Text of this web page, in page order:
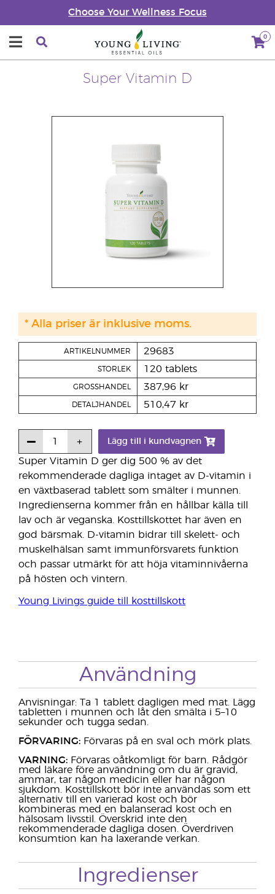
Choose Your Wellness Focus
0
Super Vitamin D
Super Vitamin D ger dig 500 % av det
rekommenderade dagliga intaget av D-vitamin i
en växtbaserad tablett som smälter i munnen.
Ingredienserna kommer från en hållbar källa till
lav och är veganska. Kosttillskottet har även en
god bärsmak. D-vitamin bidrar till skelett- och
muskelhälsan samt immunförsvarets funktion
och passar utmärkt för att höja vitaminnivåerna
på hösten och vintern.
Young Livings guide till kosttillskott
ARTIKELNUMMER 29683
STORLEK 120 tablets
GROSSHANDEL 387,96 kr
DETALJHANDEL 510,47 kr
Lägg till i kundvagnen
* Alla priser är inklusive moms.
Användning
Anvisningar: Ta 1 tablett dagligen med mat. Lägg
tabletten i munnen och låt den smälta i 5–10
sekunder och tugga sedan.
FÖRVARING: Förvaras på en sval och mörk plats.
VARNING: Förvaras oåtkomligt för barn. Rådgör
med läkare före användning om du är gravid,
ammar, tar någon medicin eller har någon
sjukdom. Kosttillskott bör inte användas som ett
alternativ till en varierad kost och bör
kombineras med en balanserad kost och en
hälsosam livsstil. Överskrid inte den
rekommenderade dagliga dosen. Överdriven
konsumtion kan ha laxerande verkan.
Ingredienser